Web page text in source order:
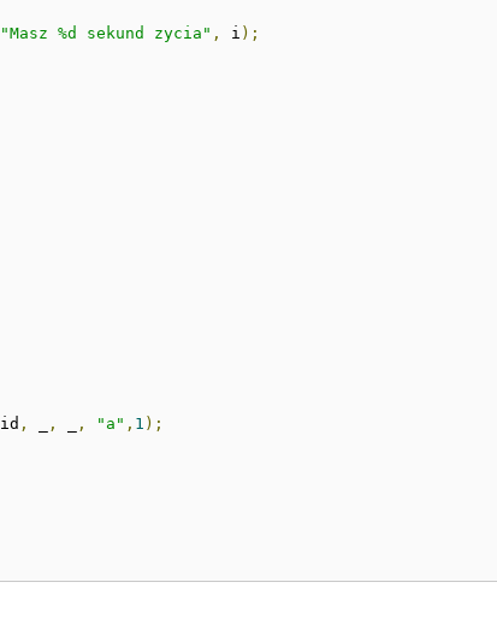
"Masz %d sekund zycia" , i );
id , , , "a" , 1 );